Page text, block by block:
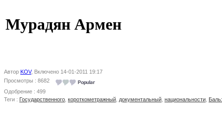
Мурадян Армен
Автор KOV, Включено 14-01-2011 19:17
Просмотры : 8682
Одобрение : 499
Теги : Государственного короткометражный документальный национальности